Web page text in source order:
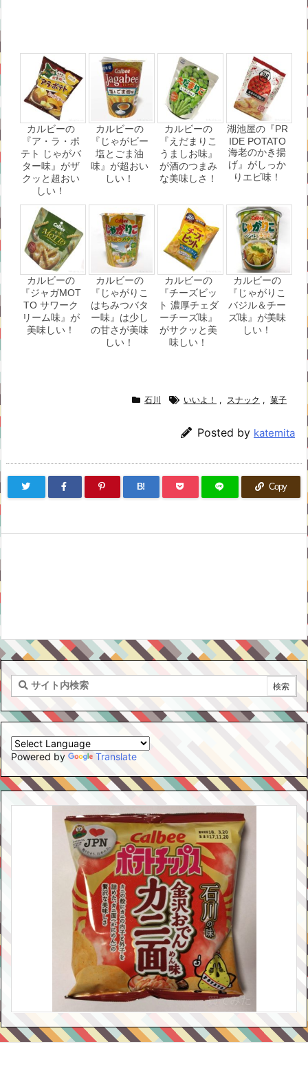
カルビーの
『ア・ラ・ポ
テト じゃがバ
ター味』がザ
クッと超おい
しい！
カルビーの
『じゃがビー
塩とごま油
味』が超おい
しい！
カルビーの
『えだまりこ
うましお味』
が酒のつまみ
な美味しさ！
湖池屋の『PR
IDE POTATO
海老のかき揚
げ』がしっか
りエビ味！
カルビーの
『ジャガМOT
TO サワーク
リーム味』が
美味しい！
カルビーの
『じゃがりこ
はちみつバタ
ー味』は少し
の甘さが美味
しい！
カルビーの
『チーズビッ
ト 濃厚チェダ
ーチーズ味』
がサクッと美
味しい！
カルビーの
『じゃがりこ
バジル＆チー
ズ味』が美味
しい！
石川 いいよ！ , スナック , 菓子
Posted by katemita
B! Copy
Powered by Translate